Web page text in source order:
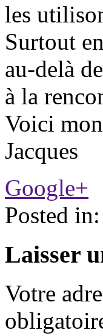
les
Surtout
au-delà
à la
Voici
Jacques
Google+
Posted in:
Laisser
Votre